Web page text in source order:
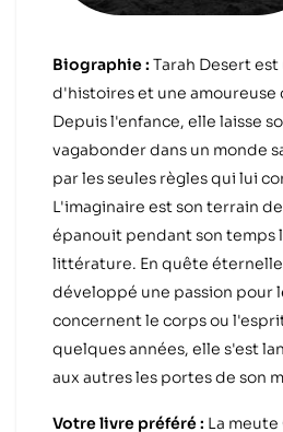
Biographie : Tarah Desert
d'histoires et une amoureuse
Depuis l'enfance, elle laisse
vagabonder dans un monde
par les seules règles qui lui
L'imaginaire est son terrain
épanouit pendant son temps
littérature. En quête
développé une passion pour
concernent le corps ou
quelques années, elle s'est
aux autres les portes de son
Votre livre préféré : La